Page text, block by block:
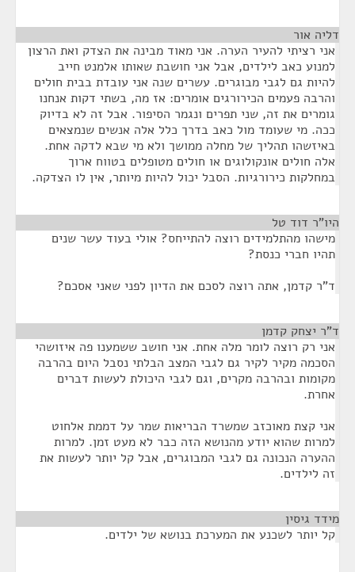
דליה אור
אני רציתי להעיר הערה. אני מאוד מבינה את הצדק ואת הרצון
למנוע כאב לילדים, אבל אני חושבת שאותו אלמנט חייב
להיות גם לגבי מבוגרים. עשרים שנה אני עובדת בבית חולים
והרבה פעמים הכירורגים אומרים: אז מה, בשתי דקות אנחנו
גומרים את זה, שני תפרים ונגמר הסיפור. אבל זה לא בדיוק
ככה. מי שעומד מול כאב בדרך כלל אלה אנשים שנמצאים
באיזשהו תהליך של מחלה ממושך ולא מי שבא לדקה אחת.
אלה חולים אונקולוגים או חולים מטופלים בטווח ארוך
במחלקות כירורגיות. הסבל יכול להיות מיותר, אין לו הצדקה.
היו"ר דוד טל
מישהו מהתלמידים רוצה להתייחס? אולי בעוד עשר שנים
תהיו חברי כנסת?
ד"ר קדמן, אתה רוצה לסכם את הדיון לפני שאני אסכם?
ד"ר יצחק קדמן
אני רק רוצה לומר מלה אחת. אני חושב ששמענו פה איזושהי
הסכמה מקיר לקיר גם לגבי המצב הבלתי נסבל היום בהרבה
מקומות ובהרבה מקרים, וגם לגבי היכולת לעשות דברים
אחרת.
אני קצת מאוכזב שמשרד הבריאות שמר על דממת אלחוט
למרות שהוא יודע מהנושא הזה כבר לא מעט זמן. למרות
ההערה הנכונה גם לגבי המבוגרים, אבל קל יותר לעשות את
זה לילדים.
מידד גיסין
קל יותר לשכנע את המערכת בנושא של ילדים.